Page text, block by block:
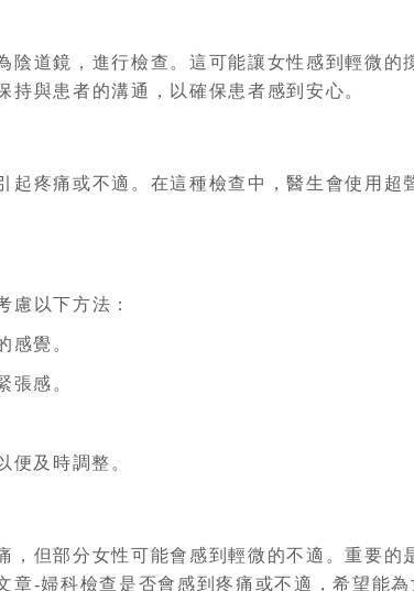
陰道鏡，進行檢查。這可能讓女性感到輕微
與患者的溝通，以確保患者感到安心。
起疼痛或不適。在這種檢查中，醫生會使用
慮以下方法：
感覺。
張感。
便及時調整。
，但部分女性可能會感到輕微的不適。重要的
章-婦科檢查是否會感到疼痛或不適，希望能